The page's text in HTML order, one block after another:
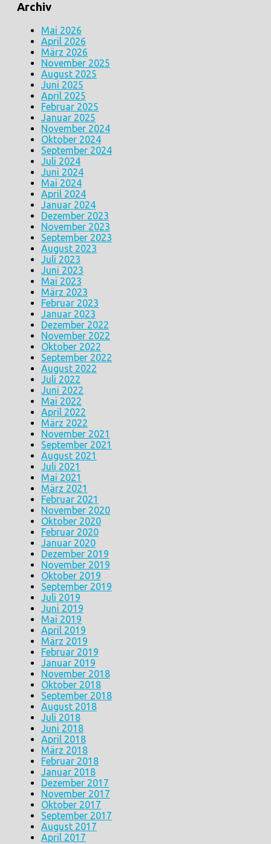
Archiv
Mai 2026
April 2026
März 2026
November 2025
August 2025
Juni 2025
April 2025
Februar 2025
Januar 2025
November 2024
Oktober 2024
September 2024
Juli 2024
Juni 2024
Mai 2024
April 2024
Januar 2024
Dezember 2023
November 2023
September 2023
August 2023
Juli 2023
Juni 2023
Mai 2023
März 2023
Februar 2023
Januar 2023
Dezember 2022
November 2022
Oktober 2022
September 2022
August 2022
Juli 2022
Juni 2022
Mai 2022
April 2022
März 2022
November 2021
September 2021
August 2021
Juli 2021
Mai 2021
März 2021
Februar 2021
November 2020
Oktober 2020
Februar 2020
Januar 2020
Dezember 2019
November 2019
Oktober 2019
September 2019
Juli 2019
Juni 2019
Mai 2019
April 2019
März 2019
Februar 2019
Januar 2019
November 2018
Oktober 2018
September 2018
August 2018
Juli 2018
Juni 2018
April 2018
März 2018
Februar 2018
Januar 2018
Dezember 2017
November 2017
Oktober 2017
September 2017
August 2017
April 2017